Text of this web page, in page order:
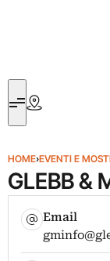
HOME›EVENTI E
GLEBB &
Email